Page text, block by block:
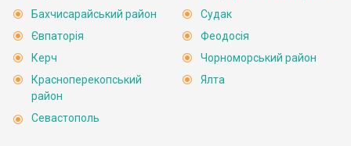
Бахчисарайський район
Євпаторія
Керч
Красноперекопський
район
Севастополь
Судак
Феодосія
Чорноморський район
Ялта